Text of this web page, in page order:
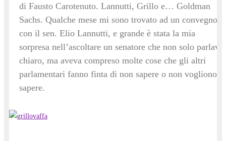
di Fausto Carotenuto. Lannutti, Grillo e… Goldman
Sachs. Qualche mese mi sono trovato ad un convegno
con il sen. Elio Lannutti, e grande è stata la mia
sorpresa nell’ascoltare un senatore che non solo parlava
chiaro, ma aveva compreso molte cose che gli altri
parlamentari fanno finta di non sapere o non vogliono
sapere.